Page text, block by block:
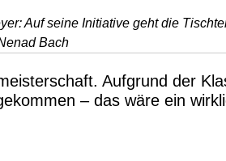
Auf seine Initiative geht die
Bach
Aufgrund der
– das wäre ein